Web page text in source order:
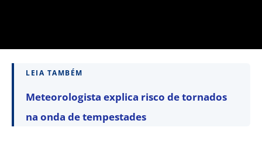
LEIA TAMBÉM
Meteorologista explica risco de tornados
na onda de tempestades